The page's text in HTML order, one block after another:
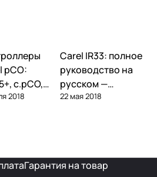
и
pCO:
c.pCO,
—
2018
Автоматика и
контроллеры
Carel IR33: полное
руководство на
русском —
параметры,
22 мая 2018
Гарантия на товар